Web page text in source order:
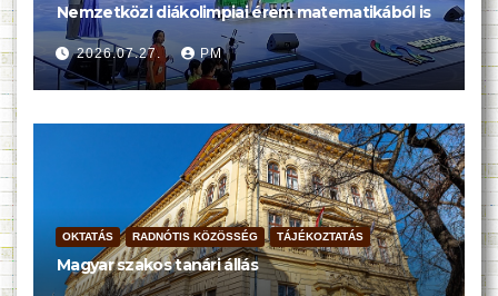
Nemzetközi diákolimpiai érem matematikából is
2026.07.27. PM
OKTATÁS RADNÓTIS KÖZÖSSÉG TÁJÉKOZTATÁS
Magyar szakos tanári állás